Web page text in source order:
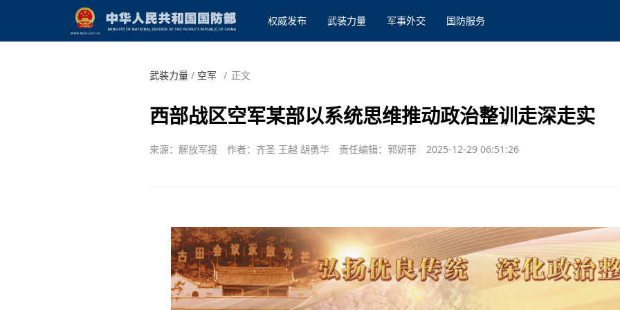
权威发布 武装力量 军事外交 国防服务
武装力量/ 空军 / 正文
西部战区空军某部以系统思维推动政治整训走深走实
来源：解放军报 作者：齐圣 王越 胡勇华 责任编辑：郭妍菲 2025-12-29 06:51:26